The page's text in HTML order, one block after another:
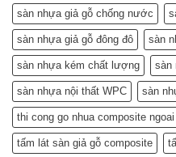
sàn nhựa giả gỗ chống nước
sàn nhựa giả gỗ đông đô sàn
sàn nhựa kém chất lượng sàn
sàn nhựa nội thất WPC sàn
thi cong go nhua composite ngoai
tấm lát sàn giả gỗ composite